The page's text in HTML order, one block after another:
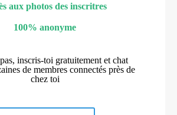
aux photos des inscritres
100% anonyme
inscris-toi gratuitement et chat
de membres connectés près de
chez toi